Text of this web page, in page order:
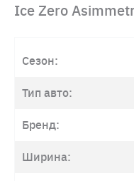
Ice Zero
Сезон:
Тип авто:
Бренд:
Ширина: